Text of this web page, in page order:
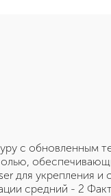
с обновленным
для укрепления и
средний - 2